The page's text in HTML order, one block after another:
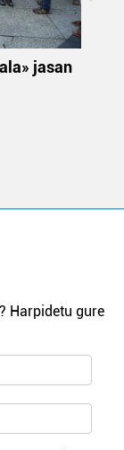
jasan
Harpidetu gure